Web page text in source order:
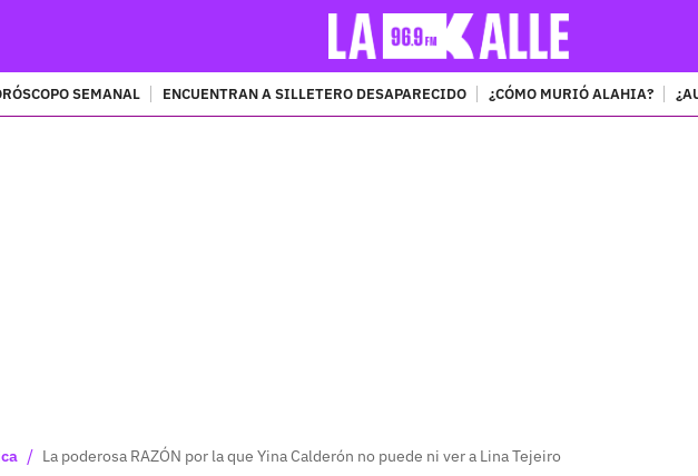
SEMANAL ENCUENTRAN A SILLETERO DESAPARECIDO ¿CÓMO MURIÓ ALAHIA?
/ La poderosa RAZÓN por la que Yina Calderón no puede ni ver a Lina Tejeiro